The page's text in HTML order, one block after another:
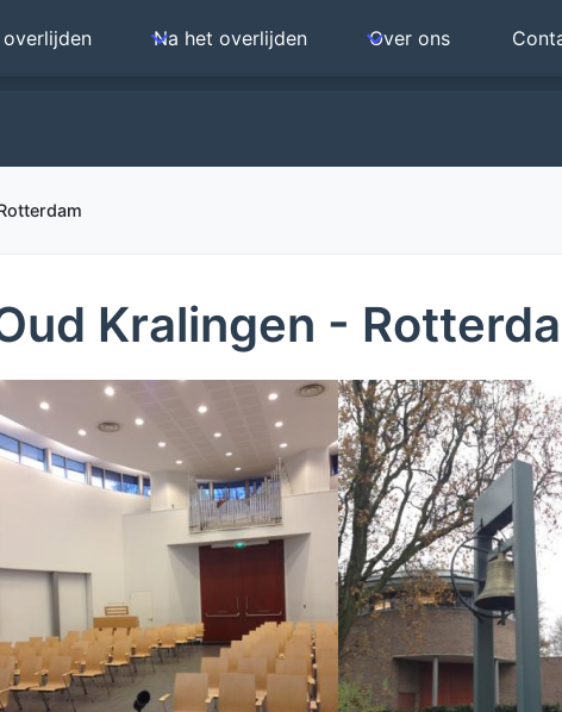
HollanderNa het overlijden Over ons
Kralingen -